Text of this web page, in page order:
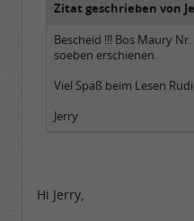
Zitat geschrieben von
Bescheid !!! Bos Maury
soeben erschienen.
Viel Spaß beim Lesen Rudi
Jerry
Hi Jerry,